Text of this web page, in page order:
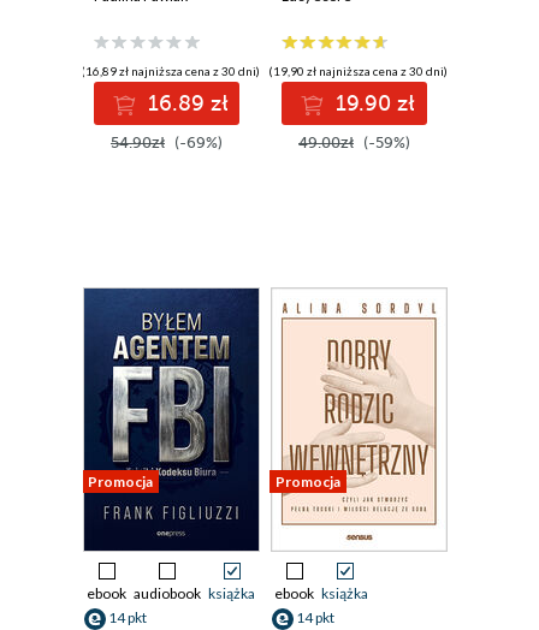
(16,89 zł najniższa cena z 30 dni)
16.89 zł
54.90zł (-69%)
(19,90 zł najniższa cena z 30 dni)
19.90 zł
49.00zł (-59%)
Promocja
ebook audiobook książka
14 pkt
Promocja
ebook książka
14 pkt